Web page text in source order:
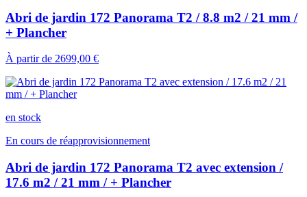
Abri de jardin 172 Panorama T2 / 8.8 m2 / 21 mm /
+ Plancher
À partir de 2699,00 €
en stock
En cours de réapprovisionnement
Abri de jardin 172 Panorama T2 avec extension /
17.6 m2 / 21 mm / + Plancher